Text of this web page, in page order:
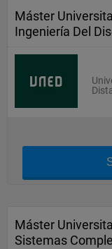
Máster
Ingeniería Del
Máster
Sistemas